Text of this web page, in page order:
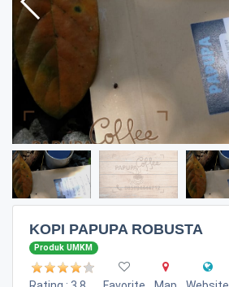
KOPI PAPUPA ROBUSTA
Produk UMKM